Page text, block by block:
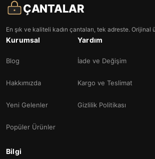
ÇANTALAR
En şık ve kaliteli kadın çantaları, tek adreste. Orijinal
Kurumsal
Blog
Hakkımızda
Yeni Gelenler
Popüler Ürünler
Yardım
İade ve Değişim
Kargo ve Teslimat
Gizlilik Politikası
Bilgi